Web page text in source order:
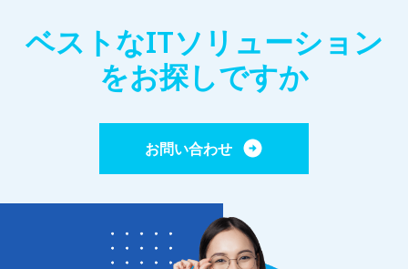
ベストなITソリューション
をお探しですか
お問い合わせ